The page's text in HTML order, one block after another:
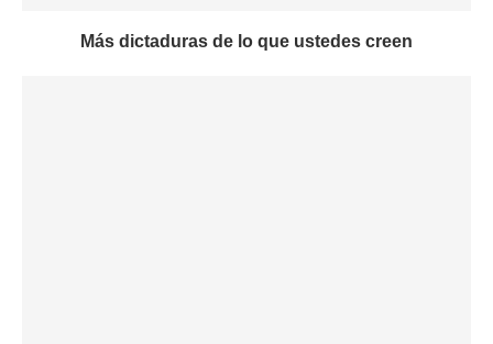
Más dictaduras de lo que ustedes creen